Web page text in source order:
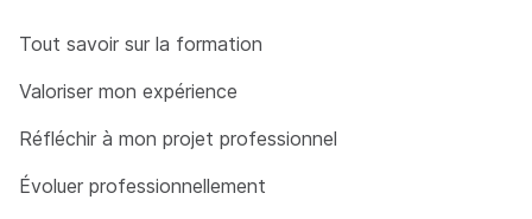
Tout savoir sur la formation
Valoriser mon expérience
Réfléchir à mon projet professionnel
Évoluer professionnellement